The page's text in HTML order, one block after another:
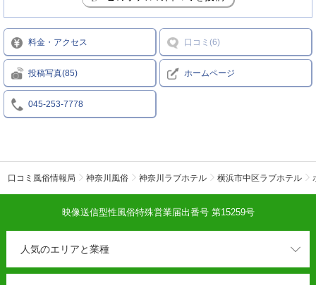
料金・アクセス 口コミ(6)
投稿写真(85) ホームページ
045-253-7778
口コミ風俗情報局 神奈川風俗 神奈川ラブホテル 横浜市中区ラブホテル
映像送信型性風俗特殊営業届出番号 第15259号
人気のエリアと業種